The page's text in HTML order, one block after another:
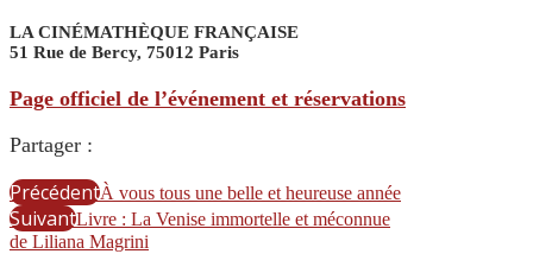
LA CINÉMATHÈQUE FRANÇAISE
51 Rue de Bercy, 75012 Paris
Page officiel de l’événement et réservations
Partager :
PrécédentÀ vous tous une belle et heureuse année
SuivantLivre : La Venise immortelle et méconnue
de Liliana Magrini